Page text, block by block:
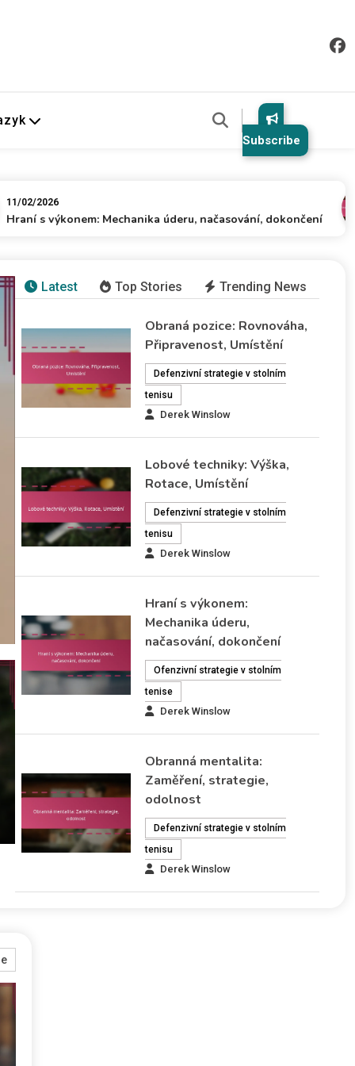
Subscribe
Mechanika úderu, načasování, dokončení
Hraní s výkonem: Mechanika
úderu, načasování, dokončení
Pochopení mechaniky úderu, načasování a follow-
through je nezbytné pro sportovce, kteří chtějí zlepšit
svůj výkon v různých sportech. Mechanika úderu
zahrnuje specifické techniky a pohyby, které přispívají k
efektivnímu provedení, zatímco načasování zajišťuje, že
tyto pohyby jsou synchronizovány s rytmem hry. Kromě
toho může správný follow-through výrazně ovlivnit
přesnost a sílu, což z něj činí…
Latest Top Stories Trending News
Obraná pozice: Rovnováha,
Připravenost, Umístění
Defenzivní strategie v stolním
tenisu
Derek Winslow
Lobové techniky: Výška,
Rotace, Umístění
Defenzivní strategie v stolním
tenisu
Derek Winslow
Hraní s výkonem:
Mechanika úderu,
načasování, dokončení
Ofenzivní strategie v stolním
tenise
Derek Winslow
Obranná mentalita:
Zaměření, strategie,
odolnost
Defenzivní strategie v stolním
tenisu
Derek Winslow